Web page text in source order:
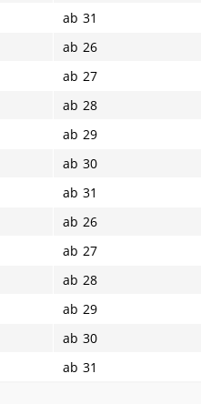
ab 31
ab 26
ab 27
ab 28
ab 29
ab 30
ab 31
ab 26
ab 27
ab 28
ab 29
ab 30
ab 31